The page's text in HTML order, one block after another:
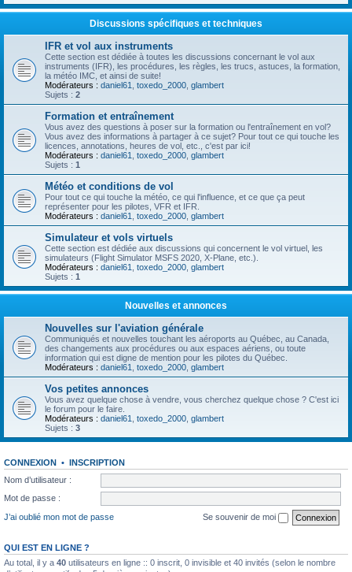
Discussions spécifiques et techniques
IFR et vol aux instruments
Cette section est dédiée à toutes les discussions concernant le vol aux
instruments (IFR), les procédures, les règles, les trucs, astuces, la formation,
la météo IMC, et ainsi de suite!
Modérateurs : daniel61 toxedo_2000 glambert
Sujets : 2
Formation et entraînement
Vous avez des questions à poser sur la formation ou l'entraînement en vol?
Vous avez des informations à partager à ce sujet? Pour tout ce qui touche les
licences, annotations, heures de vol, etc., c'est par ici!
Modérateurs : daniel61 toxedo_2000 glambert
Sujets : 1
Météo et conditions de vol
Pour tout ce qui touche la météo, ce qui l'influence, et ce que ça peut
représenter pour les pilotes, VFR et IFR.
Modérateurs : daniel61 toxedo_2000 glambert
Simulateur et vols virtuels
Cette section est dédiée aux discussions qui concernent le vol virtuel, les
simulateurs (Flight Simulator MSFS 2020, X-Plane, etc.).
Modérateurs : daniel61 toxedo_2000 glambert
Sujets : 1
Nouvelles et annonces
Nouvelles sur l'aviation générale
Communiqués et nouvelles touchant les aéroports au Québec, au Canada,
des changements aux procédures ou aux espaces aériens, ou toute
information qui est digne de mention pour les pilotes du Québec.
Modérateurs : daniel61 toxedo_2000 glambert
Vos petites annonces
Vous avez quelque chose à vendre, vous cherchez quelque chose ? C'est ici
le forum pour le faire.
Modérateurs : daniel61 toxedo_2000 glambert
Sujets : 3
CONNEXION • INSCRIPTION
Nom d’utilisateur :
Mot de passe :
J’ai oublié mon mot de passe
Se souvenir de moi
QUI EST EN LIGNE ?
Au total, il y a 40 utilisateurs en ligne :: 0 inscrit, 0 invisible et 40 invités (selon le nombre